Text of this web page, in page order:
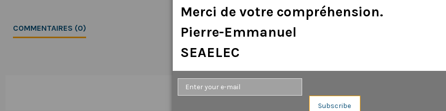
COMMENTAIRES (0)
Merci de votre compréhension.
Pierre-Emmanuel
SEAELEC
Subscribe